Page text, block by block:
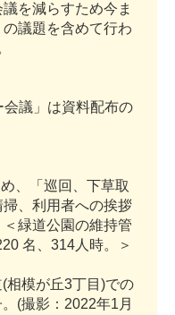
議を減らすため今 ま
の議題 を含めて行わ
会議 」 は資料配布の
め 「 巡回 下草取
掃 利 用者への挨拶
＜ 緑道公園の維持管
20 名 314 人 時。 ＞
(相模が丘3丁目 )での
。 (撮影 ： 2022年1 月